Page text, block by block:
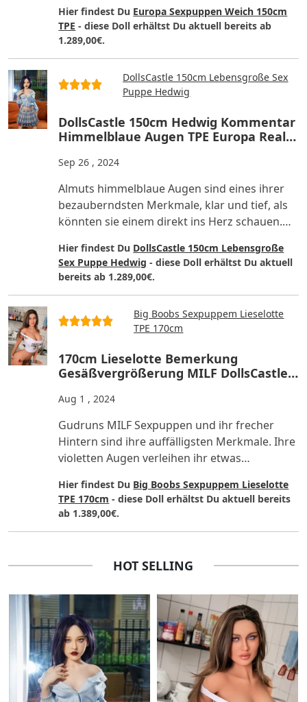
Hier findest Du Europa Sexpuppen Weich 150cm
TPE - diese Doll erhältst Du aktuell bereits ab
1.289,00€.
DollsCastle 150cm Lebensgroße Sex
Puppe Hedwig
DollsCastle 150cm Hedwig Kommentar
Himmelblaue Augen TPE Europa Reale
Sep 26 , 2024
Almuts himmelblaue Augen sind eines ihrer
bezauberndsten Merkmale, klar und tief, als
könnten sie einem direkt ins Herz schauen.
Hier findest Du DollsCastle 150cm Lebensgroße
Sex Puppe Hedwig - diese Doll erhältst Du aktuell
bereits ab 1.289,00€.
Big Boobs Sexpuppem Lieselotte
TPE 170cm
170cm Lieselotte Bemerkung
Gesäßvergrößerung MILF DollsCastle
Aug 1 , 2024
Gudruns MILF Sexpuppen und ihr frecher
Hintern sind ihre auffälligsten Merkmale. Ihre
violetten Augen verleihen ihr etwas
Hier findest Du Big Boobs Sexpuppem Lieselotte
TPE 170cm - diese Doll erhältst Du aktuell bereits
ab 1.389,00€.
HOT SELLING